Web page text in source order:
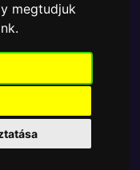
megtudjuk